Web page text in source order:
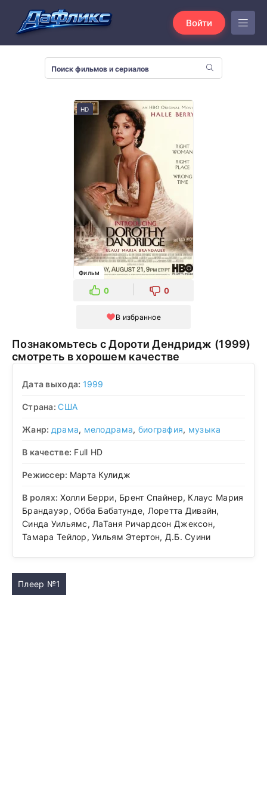
Войти
HD
Фильм
0 0
В избранное
Познакомьтесь с Дороти Дендридж (1999)
смотреть в хорошем качестве
Дата выхода: 1999
Страна:США
Жанр: драма, мелодрама, биография, музыка
В качестве: Full HD
Режиссер: Марта Кулидж
В ролях: Холли Берри, Брент Спайнер, Клаус Мария
Брандауэр, Обба Бабатунде, Лоретта Дивайн,
Синда Уильямс, ЛаТаня Ричардсон Джексон,
Тамара Тейлор, Уильям Этертон, Д.Б. Суини
Плеер №1